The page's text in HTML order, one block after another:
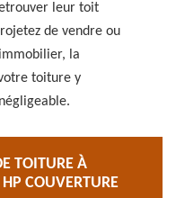
leur toit
de vendre ou
la
toiture y
TOITURE À
COUVERTURE